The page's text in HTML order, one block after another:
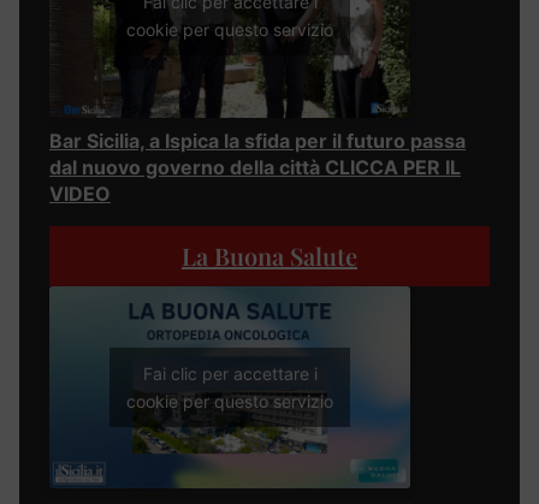
cookie per questo servizio
Bar Sicilia, a Ispica la sfida per il futuro passa
dal nuovo governo della città CLICCA PER IL
VIDEO
La Buona Salute
Fai clic per accettare i
cookie per questo servizio